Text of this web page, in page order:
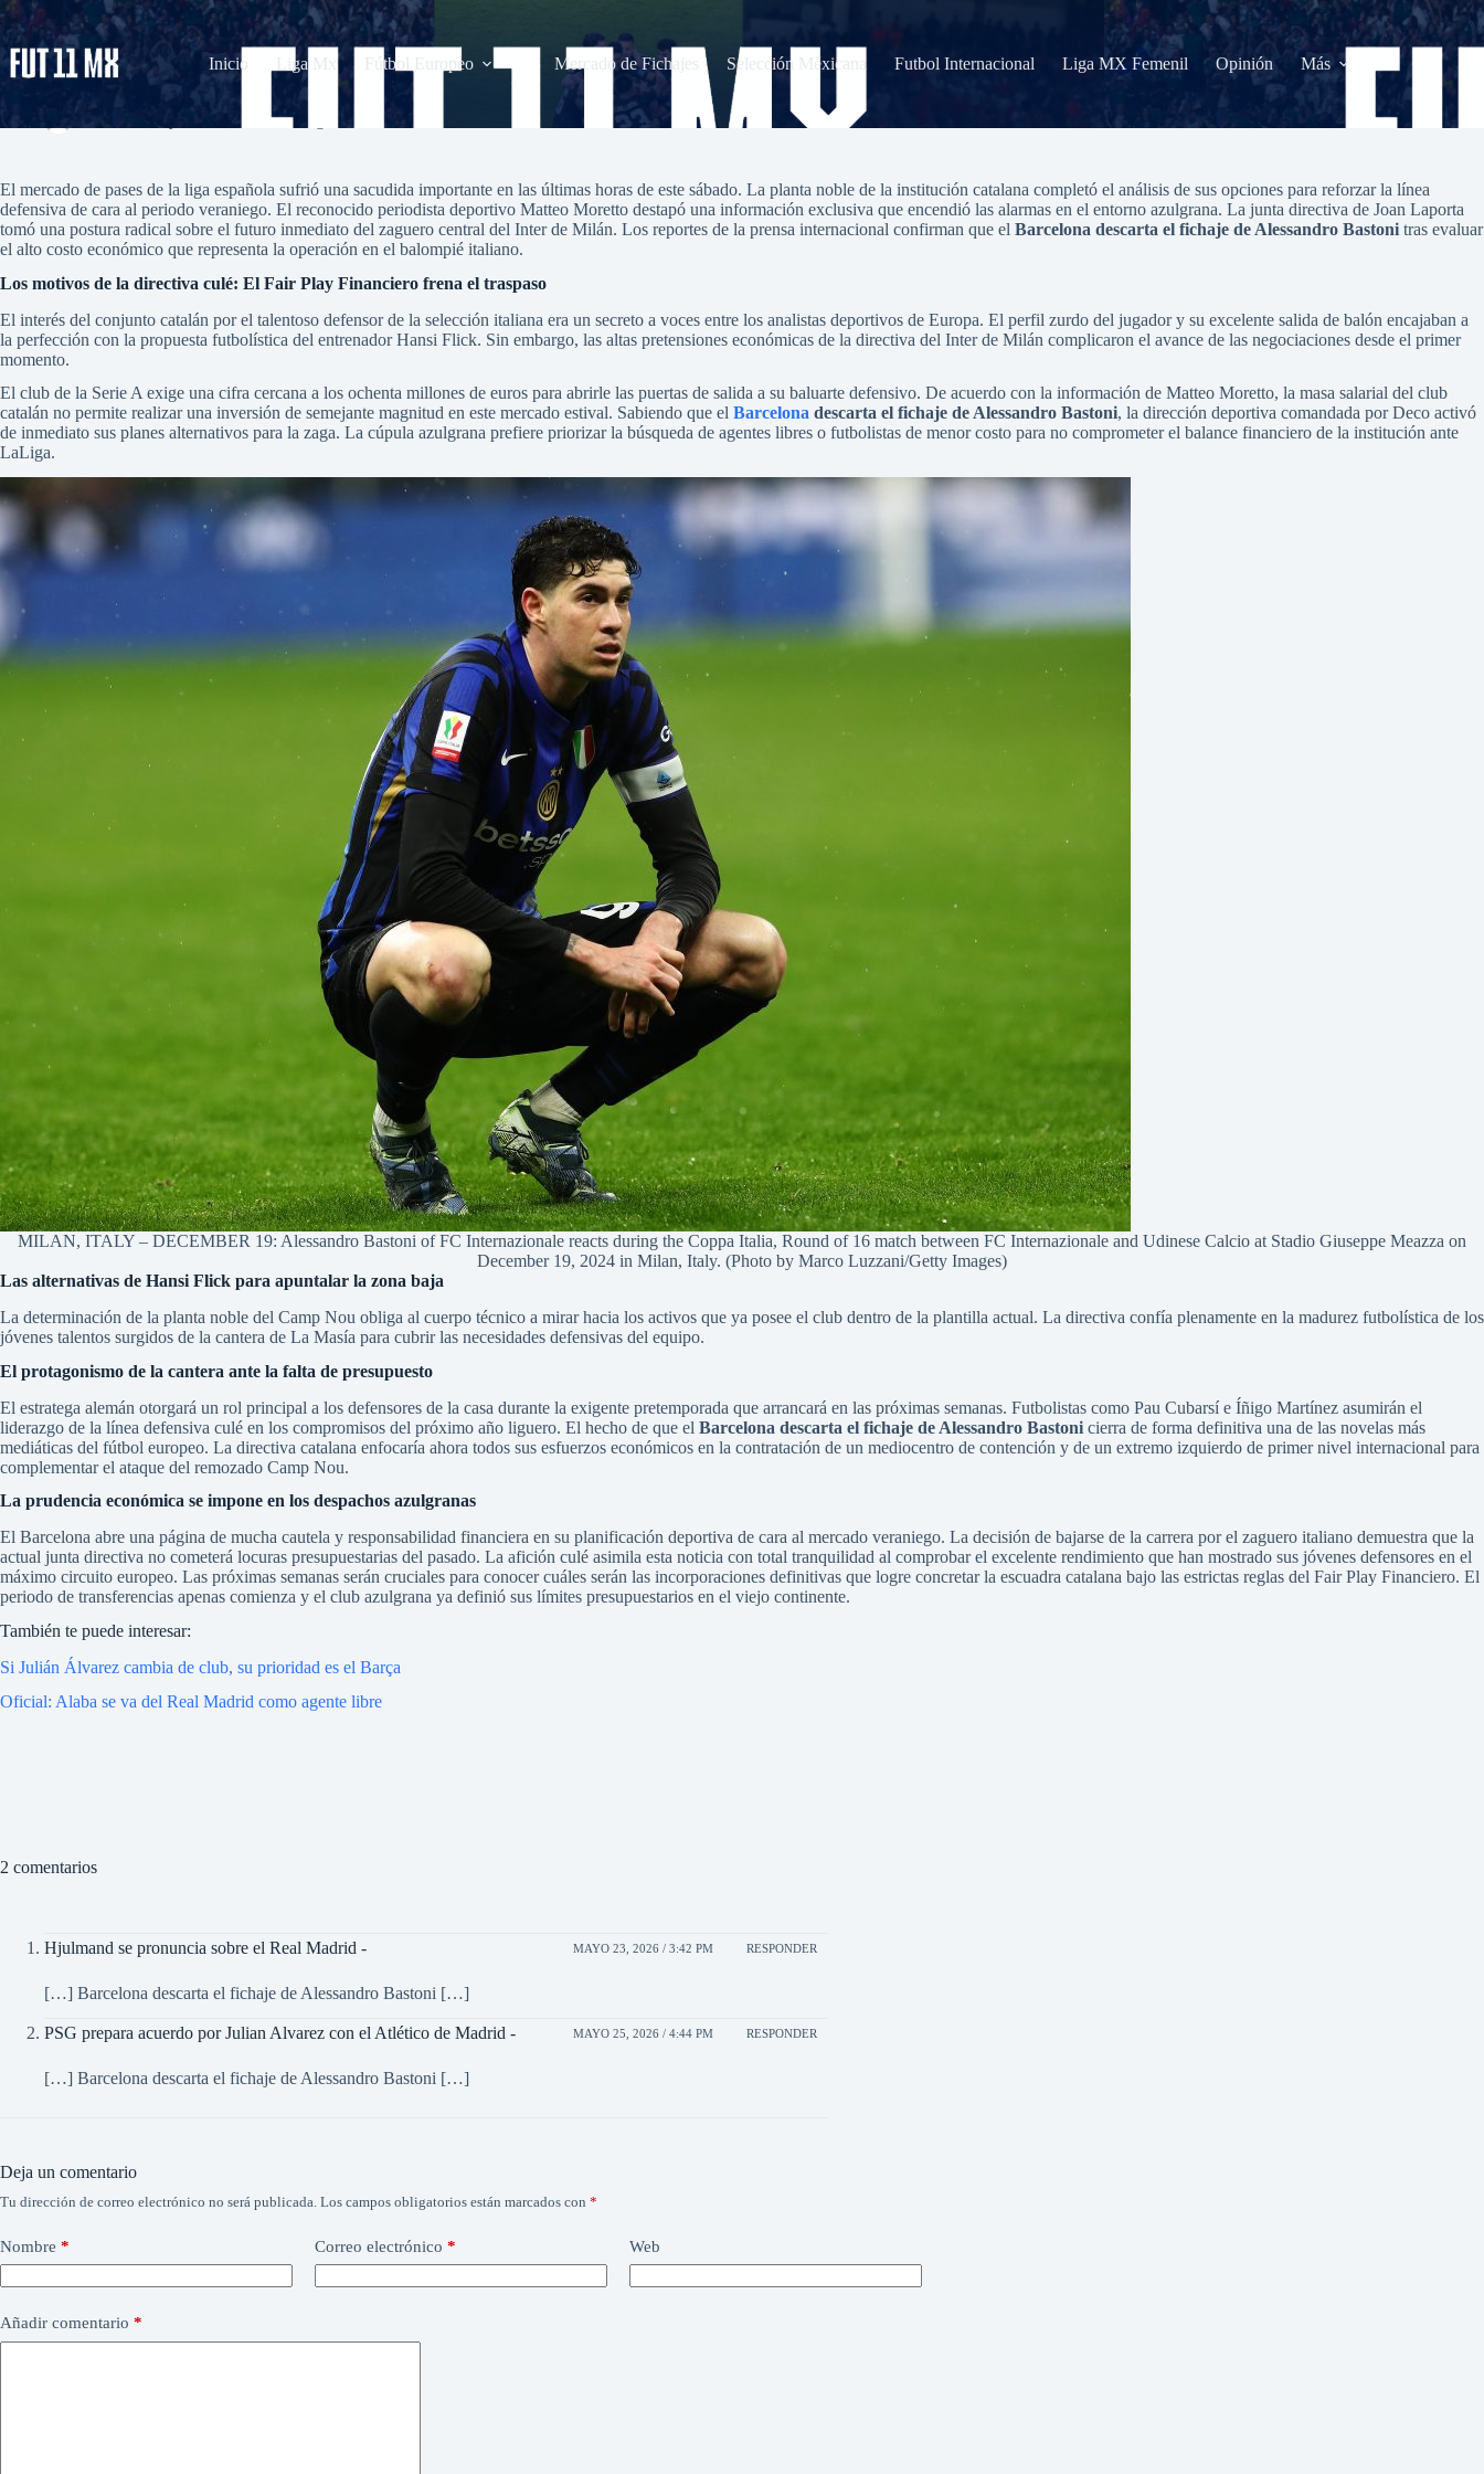
Saltar
al
contenido
Inicio
Liga Mx Fútbol Europeo Mercado de Fichajes Selección Méxicana Futbol Internacional Liga MX Femenil Opinión Más
Barcelona descarta el fichaje de Alessandro Bastoni
admin La Liga
El mercado de pases de la liga española sufrió una sacudida importante en las últimas horas de este sábado. La planta noble de la institución catalana completó el análisis de sus opciones para reforzar la línea
defensiva de cara al periodo veraniego. El reconocido periodista deportivo Matteo Moretto destapó una información exclusiva que encendió las alarmas en el entorno azulgrana. La junta directiva de Joan Laporta
tomó una postura radical sobre el futuro inmediato del zaguero central del Inter de Milán. Los reportes de la prensa internacional confirman que el Barcelona descarta el fichaje de Alessandro Bastoni tras evaluar
el alto costo económico que representa la operación en el balompié italiano.
Los motivos de la directiva culé: El Fair Play Financiero frena el traspaso
El interés del conjunto catalán por el talentoso defensor de la selección italiana era un secreto a voces entre los analistas deportivos de Europa. El perfil zurdo del jugador y su excelente salida de balón encajaban a
la perfección con la propuesta futbolística del entrenador Hansi Flick. Sin embargo, las altas pretensiones económicas de la directiva del Inter de Milán complicaron el avance de las negociaciones desde el primer
momento.
El club de la Serie A exige una cifra cercana a los ochenta millones de euros para abrirle las puertas de salida a su baluarte defensivo. De acuerdo con la información de Matteo Moretto, la masa salarial del club
catalán no permite realizar una inversión de semejante magnitud en este mercado estival. Sabiendo que el Barcelona descarta el fichaje de Alessandro Bastoni, la dirección deportiva comandada por Deco activó
de inmediato sus planes alternativos para la zaga. La cúpula azulgrana prefiere priorizar la búsqueda de agentes libres o futbolistas de menor costo para no comprometer el balance financiero de la institución ante
LaLiga.
MILAN, ITALY – DECEMBER 19: Alessandro Bastoni of FC Internazionale reacts during the Coppa Italia, Round of 16 match between FC Internazionale and Udinese Calcio at Stadio Giuseppe Meazza on
December 19, 2024 in Milan, Italy. (Photo by Marco Luzzani/Getty Images)
Las alternativas de Hansi Flick para apuntalar la zona baja
La determinación de la planta noble del Camp Nou obliga al cuerpo técnico a mirar hacia los activos que ya posee el club dentro de la plantilla actual. La directiva confía plenamente en la madurez futbolística de los
jóvenes talentos surgidos de la cantera de La Masía para cubrir las necesidades defensivas del equipo.
El protagonismo de la cantera ante la falta de presupuesto
El estratega alemán otorgará un rol principal a los defensores de la casa durante la exigente pretemporada que arrancará en las próximas semanas. Futbolistas como Pau Cubarsí e Íñigo Martínez asumirán el
liderazgo de la línea defensiva culé en los compromisos del próximo año liguero. El hecho de que el Barcelona descarta el fichaje de Alessandro Bastoni cierra de forma definitiva una de las novelas más
mediáticas del fútbol europeo. La directiva catalana enfocaría ahora todos sus esfuerzos económicos en la contratación de un mediocentro de contención y de un extremo izquierdo de primer nivel internacional para
complementar el ataque del remozado Camp Nou.
La prudencia económica se impone en los despachos azulgranas
El Barcelona abre una página de mucha cautela y responsabilidad financiera en su planificación deportiva de cara al mercado veraniego. La decisión de bajarse de la carrera por el zaguero italiano demuestra que la
actual junta directiva no cometerá locuras presupuestarias del pasado. La afición culé asimila esta noticia con total tranquilidad al comprobar el excelente rendimiento que han mostrado sus jóvenes defensores en el
máximo circuito europeo. Las próximas semanas serán cruciales para conocer cuáles serán las incorporaciones definitivas que logre concretar la escuadra catalana bajo las estrictas reglas del Fair Play Financiero. El
periodo de transferencias apenas comienza y el club azulgrana ya definió sus límites presupuestarios en el viejo continente.
También te puede interesar:
Si Julián Álvarez cambia de club, su prioridad es el Barça
Oficial: Alaba se va del Real Madrid como agente libre
2 comentarios
Hjulmand se pronuncia sobre el Real Madrid - MAYO 23, 2026 / 3:42 PM RESPONDER
[…] Barcelona descarta el fichaje de Alessandro Bastoni […]
PSG prepara acuerdo por Julian Alvarez con el Atlético de Madrid - MAYO 25, 2026 / 4:44 PM RESPONDER
[…] Barcelona descarta el fichaje de Alessandro Bastoni […]
Deja un comentario
Tu dirección de correo electrónico no será publicada. Los campos obligatorios están marcados con *
Nombre * Correo electrónico * Web
Añadir comentario *